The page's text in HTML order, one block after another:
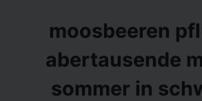
moosbeeren
abertausende
sommer in